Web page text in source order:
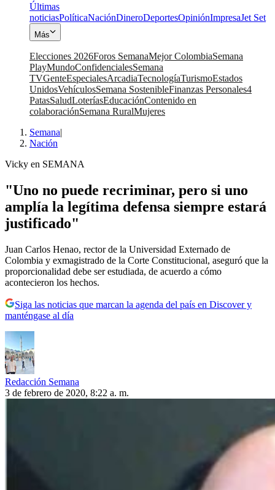
Últimas
noticiasPolíticaNaciónDineroDeportesOpiniónImpresaJet Set
Más
Elecciones 2026Foros SemanaMejor ColombiaSemana
PlayMundoConfidencialesSemana
TVGenteEspecialesArcadiaTecnologíaTurismoEstados
UnidosVehículosSemana SostenibleFinanzas Personales4
PatasSaludLoteríasEducaciónContenido en
colaboraciónSemana RuralMujeres
Semana|
Nación
Vicky en SEMANA
"Uno no puede recriminar, pero si uno
amplía la legítima defensa siempre estará
justificado"
Juan Carlos Henao, rector de la Universidad Externado de
Colombia y exmagistrado de la Corte Constitucional, aseguró que la
proporcionalidad debe ser estudiada, de acuerdo a cómo
acontecieron los hechos.
Siga las noticias que marcan la agenda del país en Discover y
manténgase al día
Redacción Semana
3 de febrero de 2020, 8:22 a. m.